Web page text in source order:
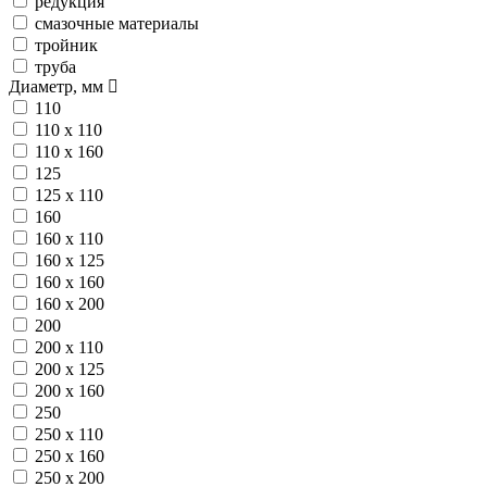
смазочные материалы
тройник
труба
Диаметр, мм
110
110 х 110
110 х 160
125
125 х 110
160
160 х 110
160 х 125
160 х 160
160 х 200
200
200 х 110
200 х 125
200 х 160
250
250 х 110
250 х 160
250 х 200